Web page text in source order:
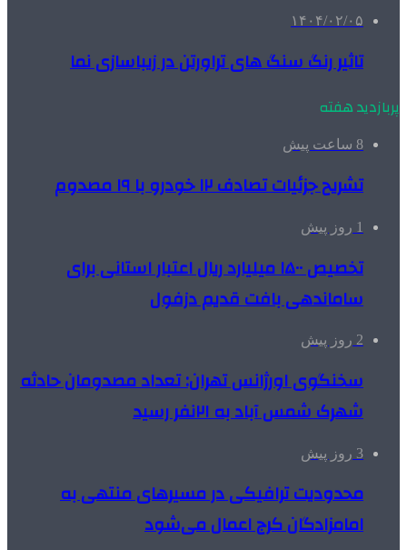
۱۴۰۴/۰۲/۰۵
تاثیر رنگ سنگ های تراورتن در زیباسازی نما
پربازدید هفته
8 ساعت پیش
تشریح جزئیات تصادف ۱۲ خودرو با ۱۹ مصدوم
1 روز پیش
تخصیص ۱۵۰۰ میلیارد ریال اعتبار استانی برای
ساماندهی بافت قدیم دزفول
2 روز پیش
سخنگوی اورژانس تهران: تعداد مصدومان حادثه
شهرک شمس آباد به ۲۱نفر رسید
3 روز پیش
محدودیت ترافیکی در مسیرهای منتهی به
امامزادگان کرج اعمال می‌شود